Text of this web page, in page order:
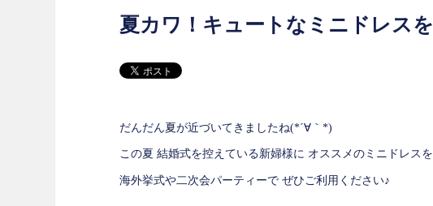
夏カワ！キュートなミニドレス
だんだん夏が近づいてきましたね(*´∀｀*)
この夏 結婚式を控えている新婦様に オススメのミニドレス
海外挙式や二次会パーティーで ぜひご利用ください♪